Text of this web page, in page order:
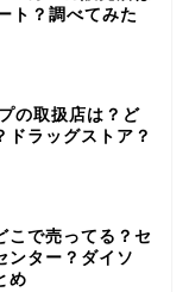
ト？調べてみた
の取扱店は？ど
ドラッグストア？
こで売ってる？セ
ンター？ダイソ
め